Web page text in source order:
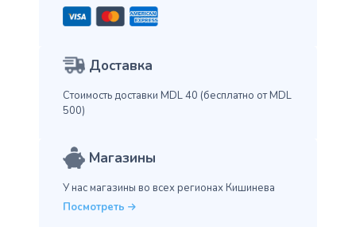
Доставка
Стоимость доставки MDL 40 (бесплатно от MDL
500)
Магазины
У нас магазины во всех регионах Кишинева
Посмотреть